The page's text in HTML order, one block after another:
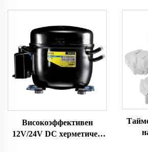
Високоэффективен
12V/24V DC херметичен